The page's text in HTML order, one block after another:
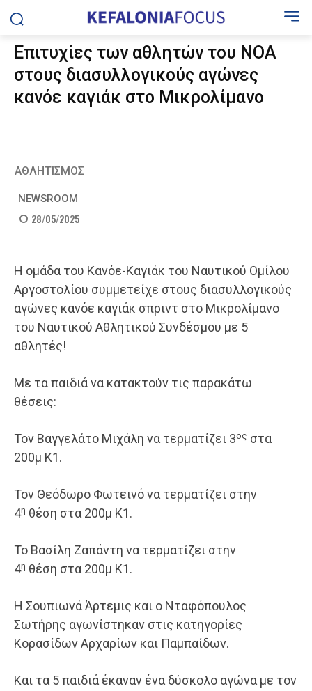
Επιτυχίες των αθλητών του ΝΟΑ
στους διασυλλογικούς αγώνες
κανόε καγιάκ στο Μικρολίμανο
ΑΘΛΗΤΙΣΜΟΣ
NEWSROOM
28/05/2025
​Η ομάδα του Κανόε-Καγιάκ του Ναυτικού Ομίλου
Αργοστολίου συμμετείχε στους διασυλλογικούς
αγώνες κανόε καγιάκ σπριντ στο Μικρολίμανο
του Ναυτικού Αθλητικού Συνδέσμου με 5
αθλητές!
Με τα παιδιά να κατακτούν τις παρακάτω
θέσεις:
Τον Βαγγελάτο Μιχάλη να τερματίζει 3ος στα
200μ Κ1.
Τον Θεόδωρο Φωτεινό να τερματίζει στην
4η θέση στα 200μ Κ1.
Το Βασίλη Ζαπάντη να τερματίζει στην
4η θέση στα 200μ Κ1.
Η Σουπιωνά Άρτεμις και ο Νταφόπουλος
Σωτήρης αγωνίστηκαν στις κατηγορίες
Κορασίδων Αρχαρίων και Παμπαίδων.
Και τα 5 παιδιά έκαναν ένα δύσκολο αγώνα με τον